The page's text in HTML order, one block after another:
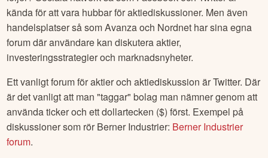
kända för att vara hubbar för aktiediskussioner. Men även
handelsplatser så som Avanza och Nordnet har sina egna
forum där användare kan diskutera aktier,
investeringsstrategier och marknadsnyheter.
Ett vanligt forum för aktier och aktiediskussion är Twitter. Där
är det vanligt att man "taggar" bolag man nämner genom att
använda ticker och ett dollartecken ($) först. Exempel på
diskussioner som rör Berner Industrier: Berner Industrier
forum.